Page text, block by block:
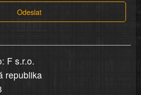
Odeslat
F s.r.o.
republika